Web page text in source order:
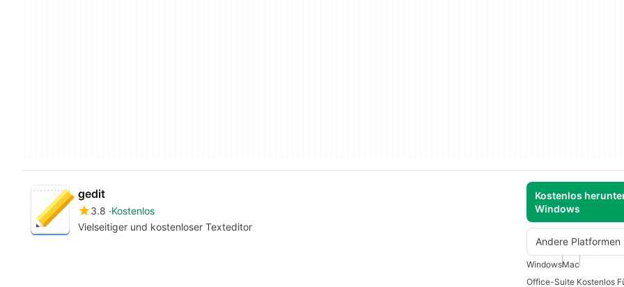
gedit
3.8 Kostenlos
Vielseitiger und kostenloser Texteditor
Kostenlos
Windows
Andere Platformen
WindowsMac
Office-Suite Kostenlos